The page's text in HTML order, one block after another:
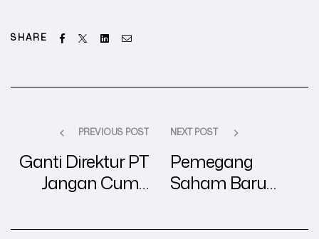
SHARE Facebook
Twitter LinkedinEmail
PREVIOUS POST
Ganti Direktur PT
Jangan Cuma
Jabatan, Akta Ini
NEXT POST
Pemegang
Saham Baru
Perusahaan,